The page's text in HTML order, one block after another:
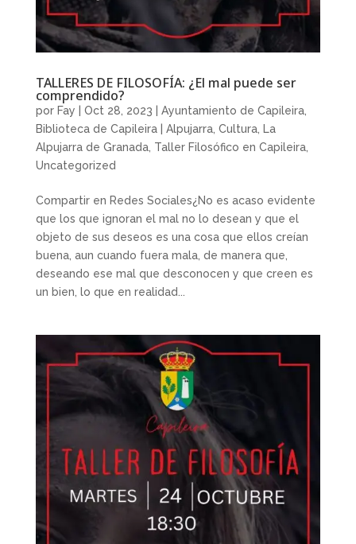
TALLERES DE FILOSOFÍA: ¿El mal puede ser
comprendido?
por Fay Oct 28, 2023 Ayuntamiento de Capileira,
Biblioteca de Capileira | Alpujarra, Cultura, La
Alpujarra de Granada, Taller Filosófico en Capileira,
Uncategorized
Compartir en Redes Sociales¿No es acaso evidente
que los que ignoran el mal no lo desean y que el
objeto de sus deseos es una cosa que ellos creían
buena, aun cuando fuera mala, de manera que,
deseando ese mal que desconocen y que creen es
un bien, lo que en realidad...